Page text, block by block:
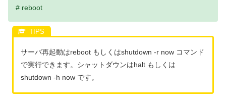
# reboot
サーバ再起動はreboot もしくはshutdown -r now コマンド
で実行できます。シャットダウンはhalt もしくは
shutdown -h now です。